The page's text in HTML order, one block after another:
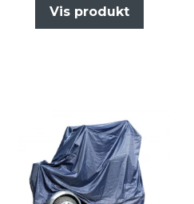
Vis produkt